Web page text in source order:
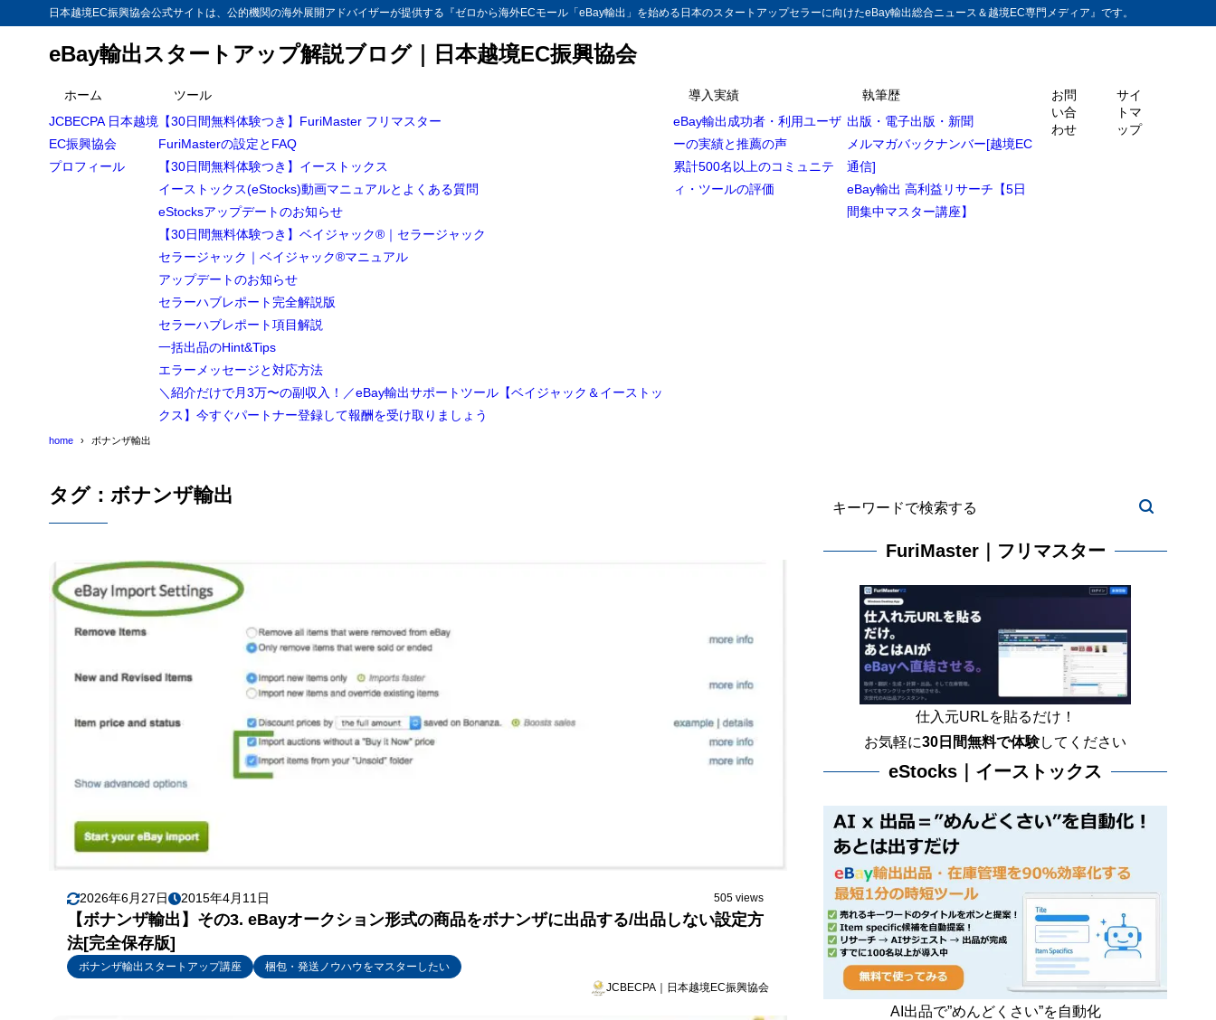
日本越境EC振興協会公式サイトは、公的機関の海外展開アドバイザーが提供する『ゼロから海外ECモール「eBay輸出」を始める日本のスタートアップセラーに向けたeBay輸出総合ニュース＆越境EC専門メディア』です。
eBay輸出スタートアップ解説ブログ｜日本越境EC振興協会
ホーム
JCBECPA 日本越境
EC振興協会
プロフィール
ツール
【30日間無料体験つき】FuriMaster フリマスター
FuriMasterの設定とFAQ
【30日間無料体験つき】イーストックス
イーストックス(eStocks)動画マニュアルとよくある質問
eStocksアップデートのお知らせ
【30日間無料体験つき】ベイジャック®｜セラージャック
セラージャック｜ベイジャック®マニュアル
アップデートのお知らせ
セラーハブレポート完全解説版
セラーハブレポート項目解説
一括出品のHint&Tips
エラーメッセージと対応方法
＼紹介だけで月3万〜の副収入！／eBay輸出サポートツール【ベイジャック＆イーストッ
クス】今すぐパートナー登録して報酬を受け取りましょう
導入実績
eBay輸出成功者・利用ユーザ
ーの実績と推薦の声
累計500名以上のコミュニテ
ィ・ツールの評価
執筆歴
出版・電子出版・新聞
メルマガバックナンバー[越境EC
通信]
eBay輸出 高利益リサーチ【5日
間集中マスター講座】
お問
い合
わせ
サイ
トマ
ップ
home ボナンザ輸出
タグ：ボナンザ輸出
2026年6月27日 2015年4月11日 505 views
【ボナンザ輸出】その3. eBayオークション形式の商品をボナンザに出品する/出品しない設定方
法[完全保存版]
ボナンザ輸出スタートアップ講座
梱包・発送ノウハウをマスターしたい
JCBECPA｜日本越境EC振興協会
FuriMaster｜フリマスター
仕入元URLを貼るだけ！
お気軽に30日間無料で体験してください
eStocks｜イーストックス
AI出品で”めんどくさい”を自動化